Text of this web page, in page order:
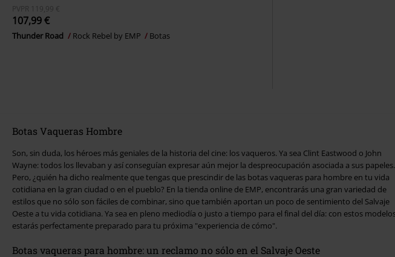
PVPR 119,99 €
107,99 €
Thunder Road Rock Rebel by EMP Botas
Botas Vaqueras Hombre
Son, sin duda, los héroes más geniales de la historia del cine: los vaqueros. Ya sea Clint Eastwood o John
Wayne: todos los llevaban y así conseguían expresar aún mejor la despreocupación asociada a sus papeles.
Pero, ¿quién ha dicho realmente que tengas que prescindir de las botas vaqueras para hombre en tu vida
cotidiana en la gran ciudad o en el pueblo? En la tienda online de EMP, encontrarás una gran variedad de
estilos que no sólo son fáciles de combinar, sino que también aportan un poco de sentimiento del Salvaje
Oeste a tu vida cotidiana. Ya sea en pleno mediodía o justo a tiempo para el final del día: con estos modelos
estarás perfectamente preparado para tu próxima "experiencia de cómo".
Botas vaqueras para hombre: un reclamo no sólo en el Salvaje Oeste